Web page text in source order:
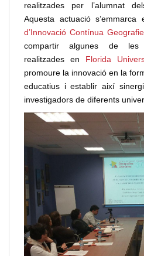
realitzades per l’alumnat
Aquesta actuació
d’Innovació Contínua
compartir algunes de les
realitzades en Florida
promoure la innovació en la
educatius i establir així
investigadors de diferents